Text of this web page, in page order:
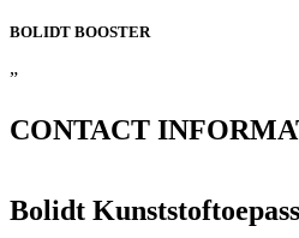
BOLIDT BOOSTER
”
CONTACT
Bolidt